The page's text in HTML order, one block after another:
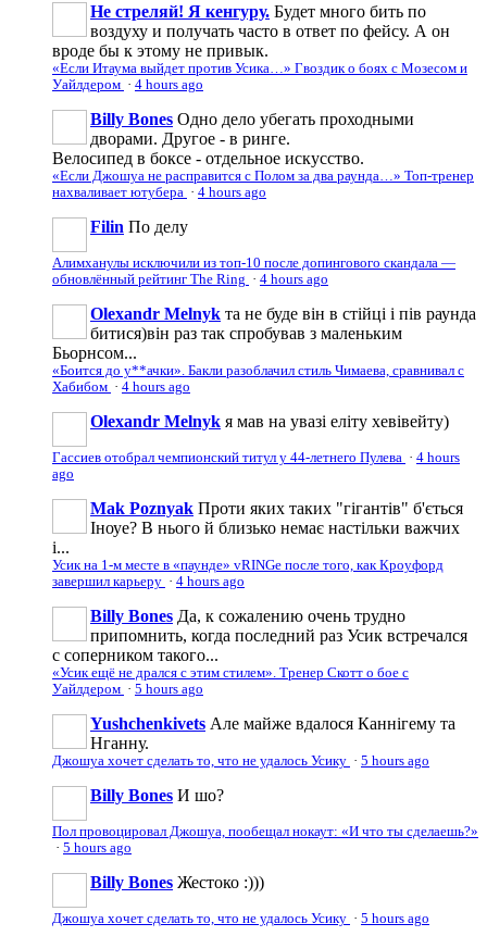
Не стреляй! Я кенгуру. Будет много бить по
воздуху и получать часто в ответ по фейсу. А он
вроде бы к этому не привык.
«Если Итаума выйдет против Усика…» Гвоздик о боях с Мозесом и
Уайлдером · 4 hours ago
Billy Bones Одно дело убегать проходными
дворами. Другое - в ринге.
Велосипед в боксе - отдельное искусство.
«Если Джошуа не расправится с Полом за два раунда…» Топ-тренер
нахваливает ютубера · 4 hours ago
Filin По делу
Алимханулы исключили из топ-10 после допингового скандала —
обновлённый рейтинг The Ring · 4 hours ago
Olexandr Melnyk та не буде він в стійці і пів раунда
битися)він раз так спробував з маленьким
Бьорнсом...
«Боится до у**ачки». Бакли разоблачил стиль Чимаева, сравнивал с
Хабибом · 4 hours ago
Olexandr Melnyk я мав на увазі еліту хевівейту)
Гассиев отобрал чемпионский титул у 44-летнего Пулева · 4 hours
ago
Mak Poznyak Проти яких таких "гігантів" б'ється
Іноуе? В нього й близько немає настільки важчих
і...
Усик на 1-м месте в «паунде» vRINGe после того, как Кроуфорд
завершил карьеру · 4 hours ago
Billy Bones Да, к сожалению очень трудно
припомнить, когда последний раз Усик встречался
с соперником такого...
«Усик ещё не дрался с этим стилем». Тренер Скотт о бое с
Уайлдером · 5 hours ago
Yushchenkivets Але майже вдалося Каннігему та
Нганну.
Джошуа хочет сделать то, что не удалось Усику · 5 hours ago
Billy Bones И шо?
Пол провоцировал Джошуа, пообещал нокаут: «И что ты сделаешь?»
· 5 hours ago
Billy Bones Жестоко :)))
Джошуа хочет сделать то, что не удалось Усику · 5 hours ago